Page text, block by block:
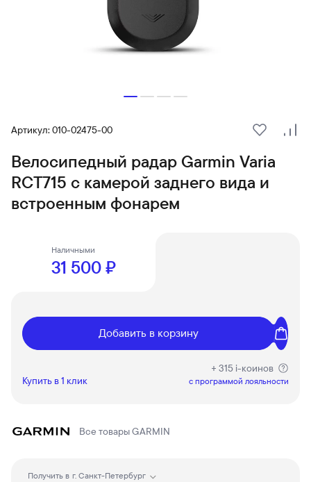
Артикул: 010-02475-00
В
Велосипедный радар Garmin Varia
RCT715 с камерой заднего вида и
встроенным фонарем
Наличными
31 500 ₽
Добавить в корзину
Купить в 1 клик
+ 315 i-коинов
c программой лояльности
Все товарыGARMIN
Получить в г. Санкт-Петербург